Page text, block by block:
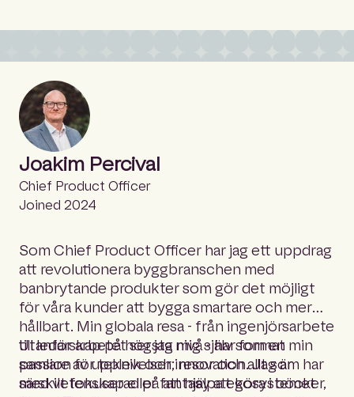
Joakim Percival
Chief Product Officer
Joined 2024
Som Chief Product Officer har jag ett uppdrag
att revolutionera byggbranschen med
banbrytande produkter som gör det möjligt
för våra kunder att bygga smartare och mer
hållbart. Min globala resa - från ingenjörsarbete
till ledarskap på högsta nivå - har format min
passion för teknik och innovation. Jag är
särskilt fokuserad på att hjälpa ekosystemet
Utanför arbetet ser jag mig själv som en
samlare av upplevelser; resor och allt som har
med vetenskap eller fantasy att göra i böcker,